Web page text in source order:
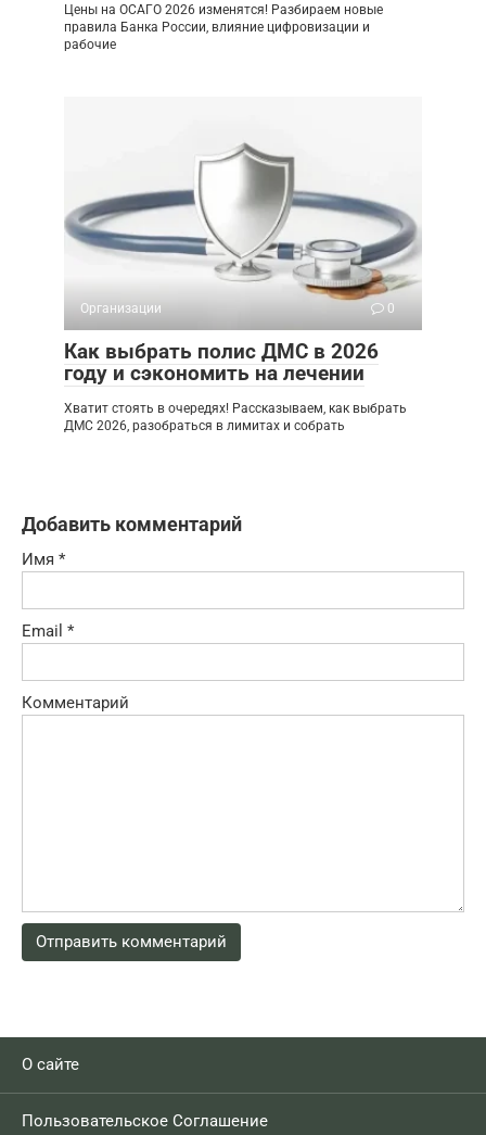
Цены на ОСАГО 2026 изменятся! Разбираем новые
правила Банка России, влияние цифровизации и
рабочие
Организации 0
Как выбрать полис ДМС в 2026
году и сэкономить на лечении
Хватит стоять в очередях! Рассказываем, как выбрать
ДМС 2026, разобраться в лимитах и собрать
Добавить комментарий
Имя *
Email *
Комментарий
О сайте
Пользовательское Соглашение